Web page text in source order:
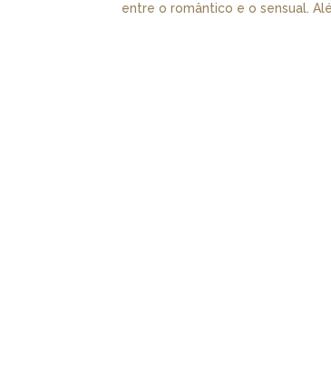
entre o romântico e o sensual.